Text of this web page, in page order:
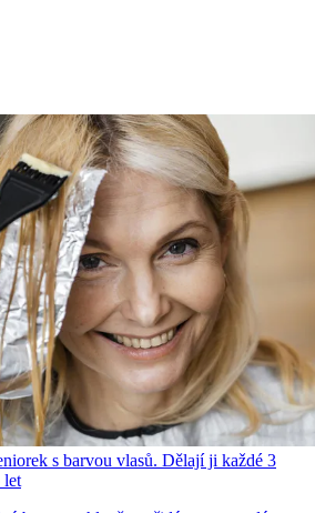
s barvou vlasů. Dělají ji každé 3
let